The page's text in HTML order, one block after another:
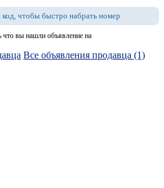
чтобы быстро набрать номер
что вы нашли объявление на
Все объявления продавца (1)